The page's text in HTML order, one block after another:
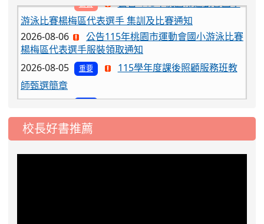
游泳比賽楊梅區代表選手 集訓及比賽通知
2026-08-06
公告115年桃園市運動會國小游泳比賽
楊梅區代表選手服裝領取通知
2026-08-05
115學年度課後照顧服務班教
師甄選簡章
2026-08-03
2026-07-31
公告
校長好書推薦